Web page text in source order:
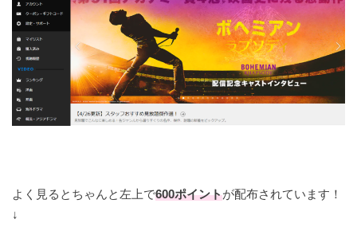
よく見るとちゃんと左上で600ポイントが配布されています！
↓